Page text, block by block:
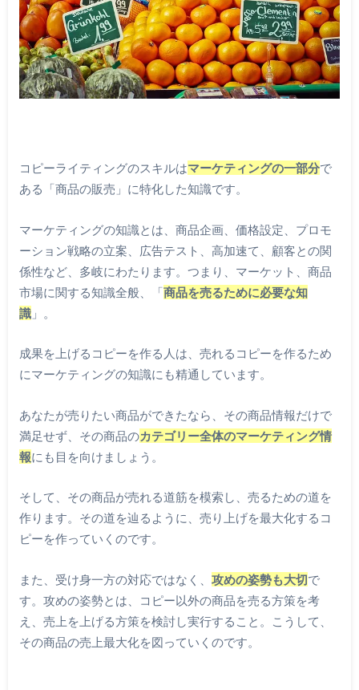
コピーライティングのスキルはマーケティングの一部分で
ある「商品の販売」に特化した知識です。
マーケティングの知識とは、商品企画、価格設定、プロモ
ーション戦略の立案、広告テスト、高加速て、顧客との関
係性など、多岐にわたります。つまり、マーケット、商品
市場に関する知識全般、「商品を売るために必要な知
識」。
成果を上げるコピーを作る人は、売れるコピーを作るため
にマーケティングの知識にも精通しています。
あなたが売りたい商品ができたなら、その商品情報だけで
満足せず、その商品のカテゴリー全体のマーケティング情
報にも目を向けましょう。
そして、その商品が売れる道筋を模索し、売るための道を
作ります。その道を辿るように、売り上げを最大化するコ
ピーを作っていくのです。
また、受け身一方の対応ではなく、 攻めの姿勢も大切で
す。攻めの姿勢とは、コピー以外の商品を売る方策を考
え、売上を上げる方策を検討し実行すること。こうして、
その商品の売上最大化を図っていくのです。